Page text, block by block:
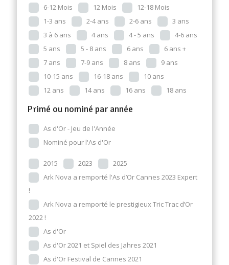
6-12 Mois
12 Mois
12-18 Mois
1-3 ans
2-4 ans 2-6 ans
3 ans
3 à 6 ans
4 ans 4 - 5 ans
4-6 ans
5 ans
5 - 8 ans 6 ans
6 ans +
7 ans
7-9 ans 8 ans
9 ans
10-15 ans
16-18 ans
10 ans
12 ans
14 ans 16 ans 18 ans
Primé ou nominé par année
As d'Or - Jeu de l'Année
Nominé pour l'As d'Or
2015 2023
2025
Ark Nova a remporté l'As d’Or Cannes 2023 Expert
!
Ark Nova a remporté le prestigieux Tric Trac d’Or
2022 !
As d'Or
As d'Or 2021 et Spiel des Jahres 2021
As d'Or Festival de Cannes 2021